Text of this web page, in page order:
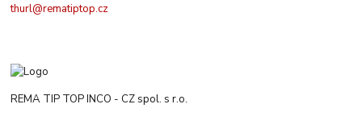
thurl@rematiptop.cz
REMA TIP TOP INCO - CZ spol. s r.o.